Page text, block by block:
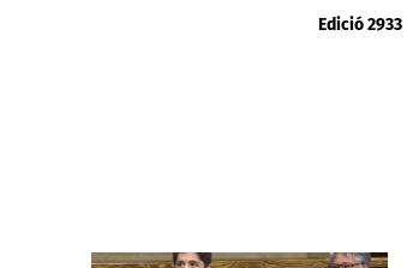
Edició 2933